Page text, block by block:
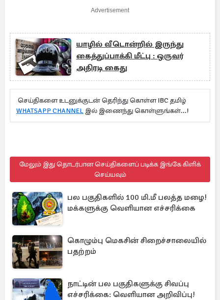
Advertisement
யாழில் வீடொன்றில் இருந்து
கைத்துப்பாக்கி மீட்பு : ஒருவர்
அதிரடி கைது
செய்திகளை உடனுக்குடன் தெரிந்து கொள்ள IBC தமிழ்
WHATSAPP CHANNEL இல் இணைந்து கொள்ளுங்கள்...!
மேலும் இது தொடர்பான செய்திகளைப் படிக்க இங்கே கிளிக்
செய்யவும்
பல பகுதிகளில் 100 மி.மீ பலத்த மழை!
மக்களுக்கு வெளியான எச்சரிக்கை
கொழும்பு மெகசின் சிறைச்சாலையில்
பதற்றம்
நாட்டின் பல பகுதிகளுக்கு சிவப்பு
எச்சரிக்கை: வெளியான அறிவிப்பு!